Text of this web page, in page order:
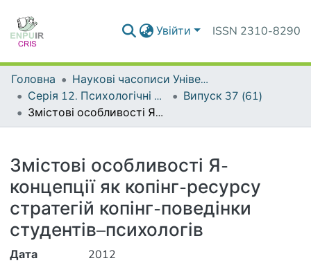
Увійти ISSN 2310-8290
Головна
Наукові часописи Університету
Серія 12. Психологічні науки
Випуск 37 (61)
Змістові особливості Я-концепції як копінг-ресурсу стратегій копінг-поведінки студентів–психологів
Змістові особливості Я-
концепції як копінг-ресурсу
стратегій копінг-поведінки
студентів–психологів
Дата
2012